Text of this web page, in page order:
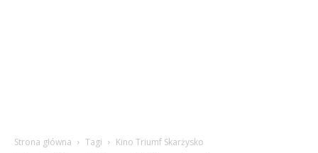
Strona główna Tagi Kino Triumf Skarżysko